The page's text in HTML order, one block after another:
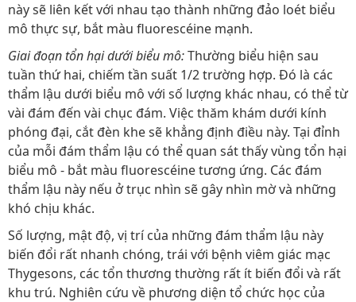
này sẽ liên kết với nhau tạo thành những đảo loét biểu
mô thực sự, bắt màu fluorescéine mạnh.
Giai đoạn tổn hại dưới biểu mô:Thường biểu hiện sau
tuần thứ hai, chiếm tần suất 1/2 trường hợp. Đó là các
thẩm lậu dưới biểu mô với số lượng khác nhau, có thể từ
vài đám đến vài chục đám. Việc thăm khám dưới kính
phóng đại, cắt đèn khe sẽ khẳng định điều này. Tại đỉnh
của mỗi đám thẩm lậu có thể quan sát thấy vùng tổn hại
biểu mô - bắt màu fluorescéine tương ứng. Các đám
thẩm lậu này nếu ở trục nhìn sẽ gây nhìn mờ và những
khó chịu khác.
Số lượng, mật độ, vị trí của những đám thẩm lậu này
biến đổi rất nhanh chóng, trái với bệnh viêm giác mạc
Thygesons, các tổn thương thường rất ít biến đổi và rất
khu trú. Nghiên cứu về phương diện tổ chức học của